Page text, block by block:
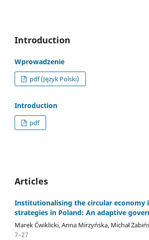
Introduction
Wprowadzenie
pdf (Język Polski)
Introduction
pdf
Articles
Institutionalising the circular economy
strategies in Poland: An adaptive
Marek Ćwiklicki, Anna Mirzyńska, Michał
7–27